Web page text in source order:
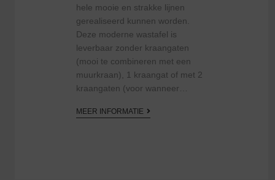
hele mooie en strakke lijnen
gerealiseerd kunnen worden.
Deze moderne wastafel is
leverbaar zonder kraangaten
(mooi te combineren met een
muurkraan), 1 kraangat of met 2
kraangaten (voor wanneer…
MEER INFORMATIE